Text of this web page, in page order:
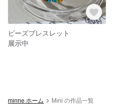
ビーズブレスレット
展示中
minne ホーム Mini の作品一覧